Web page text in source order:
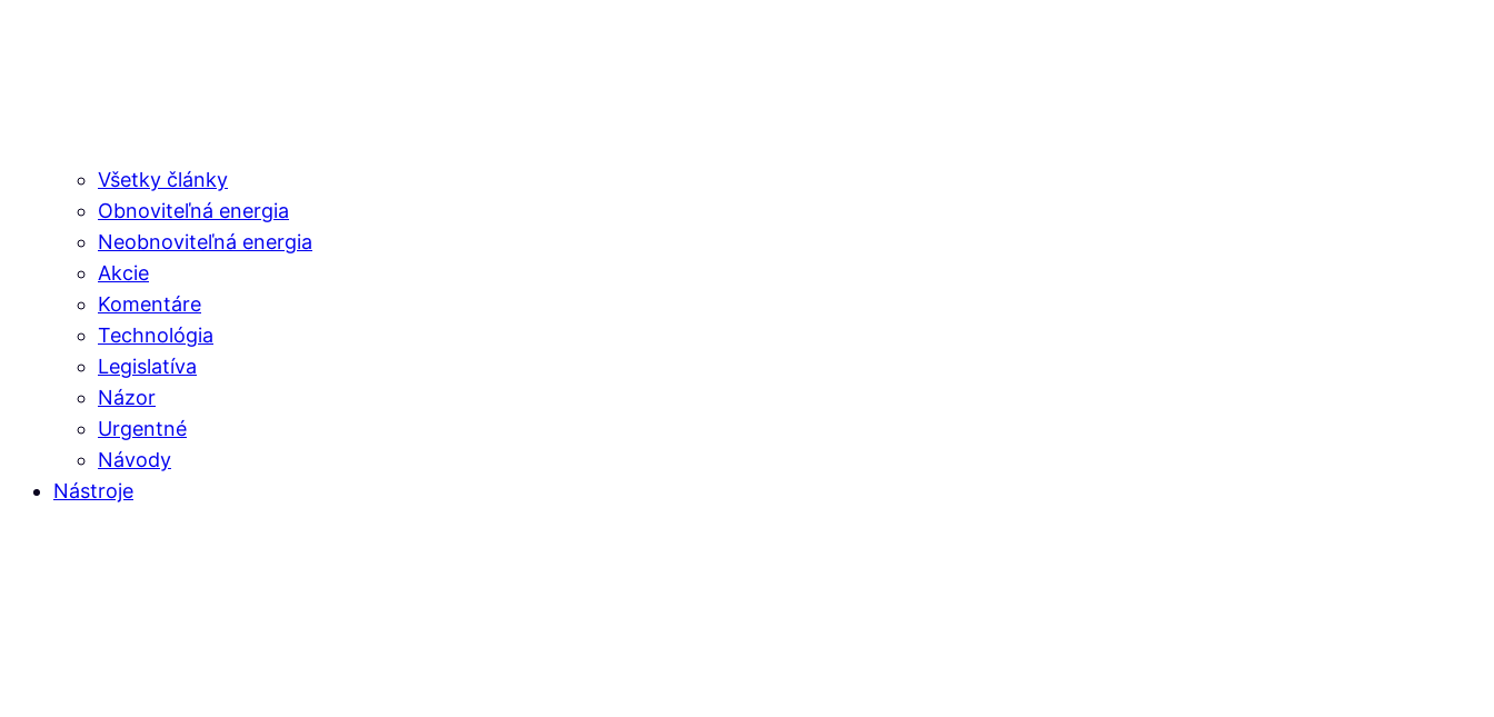
Všetky články
Obnoviteľná energia
Neobnoviteľná energia
Akcie
Komentáre
Technológia
Legislatíva
Názor
Urgentné
Návody
Nástroje